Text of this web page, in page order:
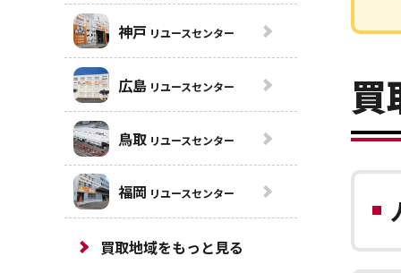
買
神戸 リユースセンター
広島 リユースセンター
鳥取 リユースセンター
福岡 リユースセンター
買取地域をもっと見る